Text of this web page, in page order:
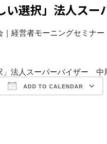
い選択」法人ス
経営者モーニングセミナー
」法人スーパーバイザー 中
ADD TO CALENDAR